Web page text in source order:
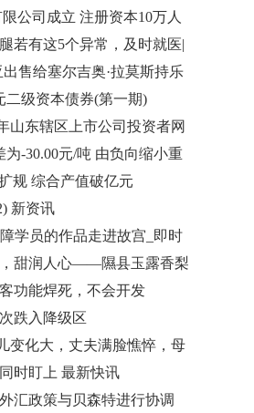
公司成立 注册资本10万人
若有这5个异常，及时就医|
售给塞尔吉奥·拉莫斯持乐
二级资本债券(第一期)
山东辖区上市公司投资者网
-30.00元/吨 由负向缩小重
规 综合产值破亿元
新资讯
学员的作品走进故宫_即时
，甜润人心——隰县玉露香梨
功能焊死，不会开发
跌入降级区
变化大，丈夫满脸憔悴，母
时盯上 最新快讯
汇政策与贝森特进行协调